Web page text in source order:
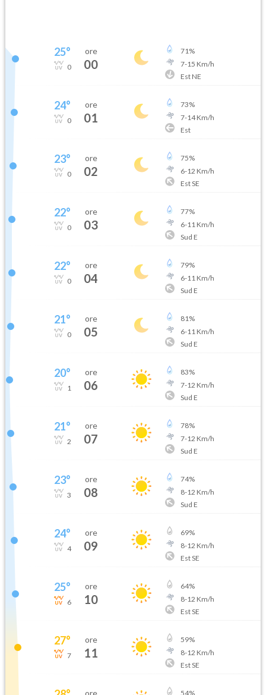
25°
0
ore
00
71%
7-15 Km/h
Est NE
24°
0
ore
01
73%
7-14Km/h
Est
23°
0
ore
02
75%
6-12 Km/h
Est SE
22°
0
ore
03
77%
6-11 Km/h
Sud E
22°
0
ore
04
79%
6-11 Km/h
Sud E
21°
0
ore
05
81%
6-11 Km/h
Sud E
20°
1
ore
06
83%
7-12 Km/h
Sud E
21°
2
ore
07
78%
7-12 Km/h
Sud E
23°
3
ore
08
74%
8-12 Km/h
Sud E
24°
4
ore
09
69%
8-12 Km/h
Est SE
25°
6
ore
10
64%
8-12 Km/h
Est SE
27°
7
ore
11
59%
8-12 Km/h
Est SE
ore 54%